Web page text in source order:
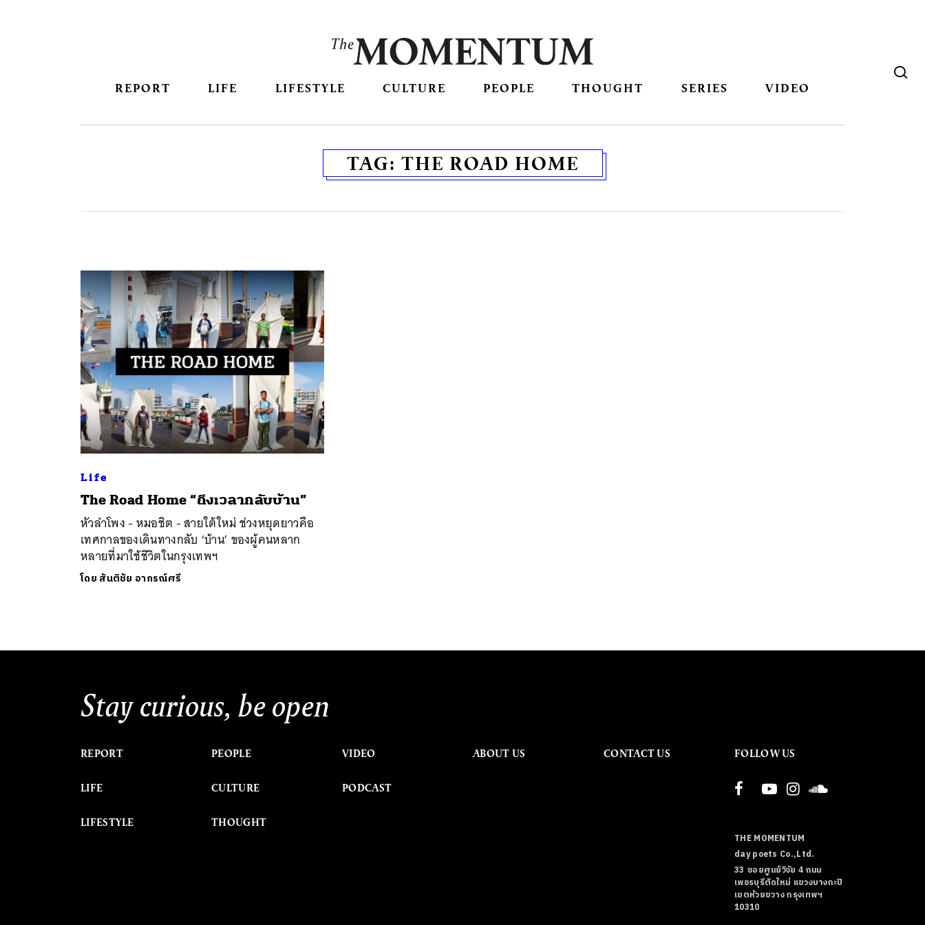
REPORT LIFE LIFESTYLE CULTURE PEOPLE THOUGHT SERIES VIDEO
TAG: THE ROAD HOME
Life
The Road Home “ถึงเวลากลับบ้าน”
หัวลำโพง - หมอชิต - สายใต้ใหม่ ช่วงหยุดยาวคือ
เทศกาลของเดินทางกลับ ‘บ้าน’ ของผู้คนหลาก
หลายที่มาใช้ชีวิตในกรุงเทพฯ
โดย สันติชัย อาภรณ์ศรี
Stay curious, be open
REPORT
LIFE
LIFESTYLE
PEOPLE
CULTURE
THOUGHT
VIDEO
PODCAST
ABOUT US CONTACT US FOLLOW US
THE MOMENTUM
day poets Co.,Ltd.
33 ซอยศูนย์วิจัย 4 ถนน
เพชรบุรีตัดใหม่ แขวงบางกะปิ
เขตห้วยขวาง กรุงเทพฯ
10310